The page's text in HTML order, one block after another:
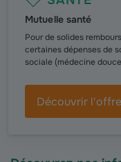
Mutuelle santé
Pour de solides
certaines dépenses de
sociale (médecine
Découvrir l'offre